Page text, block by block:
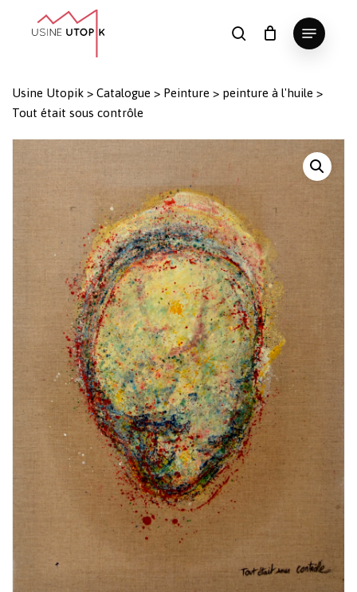
search
Menu
Panier Fermer
le
Usine Utopik > Catalogue > Peinture > peinture à l'huile >
Tout était sous contrôle
Close